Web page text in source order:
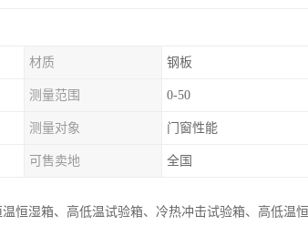
材质 钢板
测量范围 0-50
测量对象 门窗性能
可售卖地 全国
恒湿箱、高低温试验箱、冷热冲击试验箱、高低温